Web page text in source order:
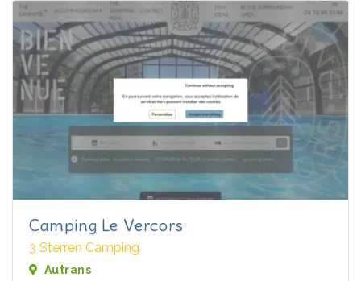
Camping Le Vercors
3 Sterren Camping
Autrans